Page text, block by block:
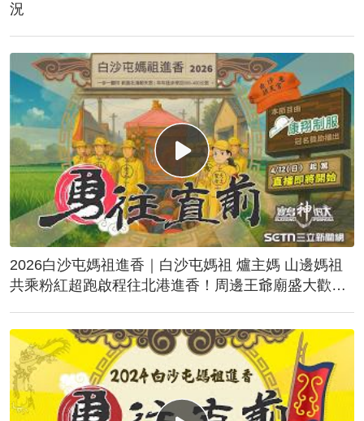
況
2026白沙屯媽祖進香｜白沙屯媽祖 爐主媽 山邊媽祖
共乘粉紅超跑啟程往北港進香！周邊王爺廟盛大歡